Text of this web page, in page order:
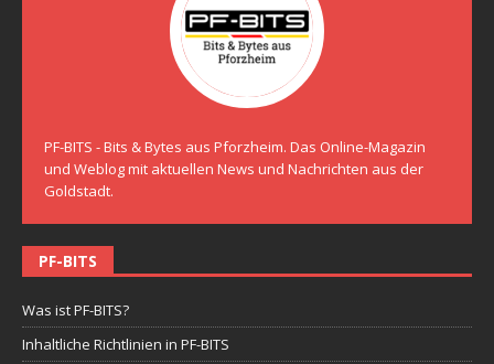
PF-BITS - Bits & Bytes aus Pforzheim. Das Online-Magazin
und Weblog mit aktuellen News und Nachrichten aus der
Goldstadt.
PF-BITS
Was ist PF-BITS?
Inhaltliche Richtlinien in PF-BITS